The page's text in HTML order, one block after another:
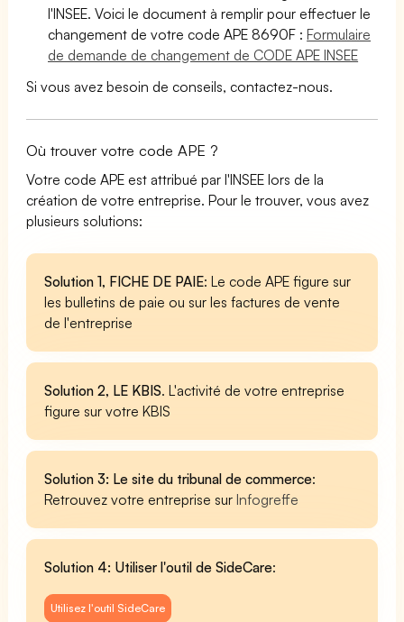
l'INSEE. Voici le document à remplir pour effectuer le
changement de votre code APE 8690F :Formulaire
de demande de changement de CODE APE INSEE
Si vous avez besoin de conseils, contactez-nous.
Où trouver votre code APE ?
Votre code APE est attribué par l'INSEE lors de la
création de votre entreprise. Pour le trouver, vous avez
plusieurs solutions:
Solution 1, FICHE DE PAIE: Le code APE figure sur
les bulletins de paie ou sur les factures de vente
de l'entreprise
Solution 2, LE KBIS. L'activité de votre entreprise
figure sur votre KBIS
Solution 3: Le site du tribunal de commerce:
Retrouvez votre entreprise surInfogreffe
Solution 4: Utiliser l'outil de SideCare:
Utilisez l'outil SideCare